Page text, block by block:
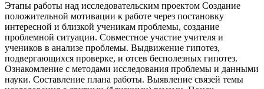
Этапы работы над исследовательским проектом Создание
положительной мотивации к работе через постановку
интересной и близкой ученикам проблемы, создание
проблемной ситуации. Совместное участие учителя и
учеников в анализе проблемы. Выдвижение гипотез,
подвергающихся проверке, и отсев бесполезных гипотез.
Ознакомление с методами исследования проблемы и данными
науки. Составление плана работы. Выявление связей темы